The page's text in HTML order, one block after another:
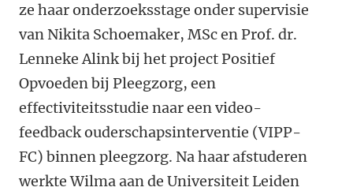
ze haar onderzoeksstage onder supervisie
van Nikita Schoemaker, MSc en Prof. dr.
Lenneke Alink bij het project Positief
Opvoeden bij Pleegzorg, een
effectiviteitsstudie naar een video-
feedback ouderschapsinterventie (VIPP-
FC) binnen pleegzorg. Na haar afstuderen
werkte Wilma aan de Universiteit Leiden